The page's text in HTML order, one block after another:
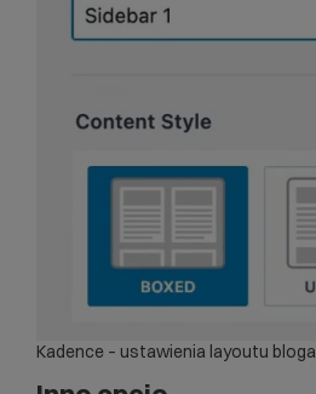
Kadence – ustawienia layoutu bloga